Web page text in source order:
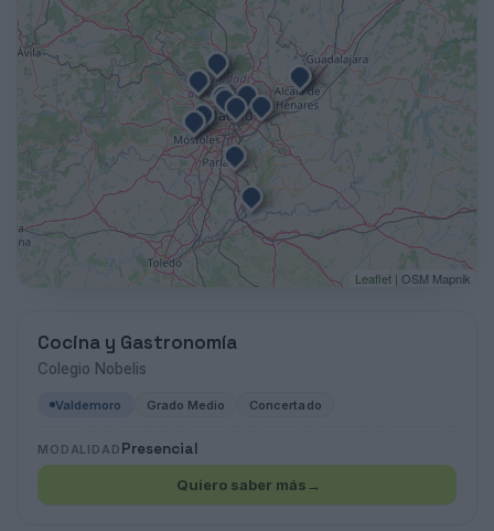
Cocina y Gastronomía
Colegio Nobelis
Valdemoro Grado Medio Concertado
MODALIDAD Presencial
Quiero saber más →
Leaflet | OSM Mapnik